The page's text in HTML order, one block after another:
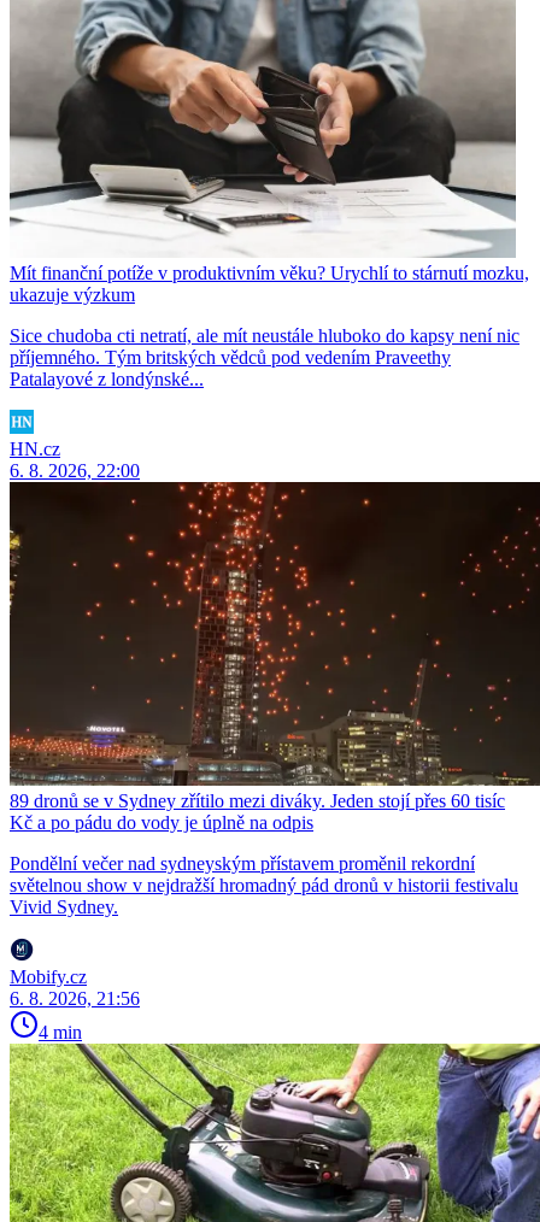
Mít finanční potíže v produktivním věku? Urychlí to stárnutí mozku,
ukazuje výzkum
Sice chudoba cti netratí, ale mít neustále hluboko do kapsy není nic
příjemného. Tým britských vědců pod vedením Praveethy
Patalayové z londýnské...
HN.cz
6. 8. 2026, 22:00
89 dronů se v Sydney zřítilo mezi diváky. Jeden stojí přes 60 tisíc
Kč a po pádu do vody je úplně na odpis
Pondělní večer nad sydneyským přístavem proměnil rekordní
světelnou show v nejdražší hromadný pád dronů v historii festivalu
Vivid Sydney.
Mobify.cz
6. 8. 2026, 21:56
4 min